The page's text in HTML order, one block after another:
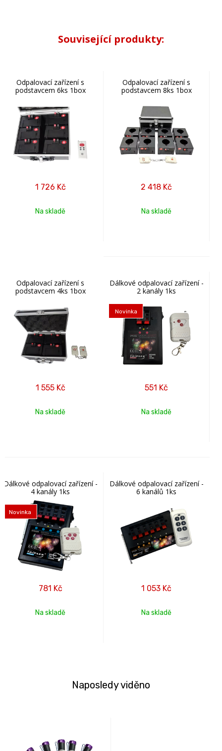
Související produkty:
Odpalovací zařízení s
podstavcem 6ks 1box
1 726 Kč
Na skladě
Odpalovací zařízení s
podstavcem 8ks 1box
2 418 Kč
Na skladě
Odpalovací zařízení s
podstavcem 4ks 1box
1 555 Kč
Na skladě
Dálkové odpalovací zařízení -
2 kanály 1ks
Novinka
551 Kč
Na skladě
Dálkové odpalovací zařízení -
4 kanály 1ks
Novinka
781 Kč
Na skladě
Dálkové odpalovací zařízení -
6 kanálů 1ks
1 053 Kč
Na skladě
Naposledy viděno